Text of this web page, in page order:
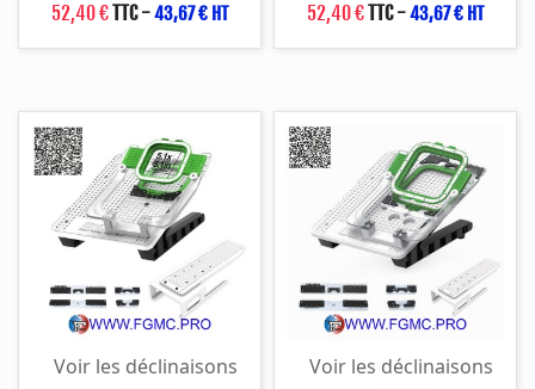
52,40 €TTC-43,67 € HT
52,40 €TTC-43,67 € HT
Voir les déclinaisons Voir les déclinaisons